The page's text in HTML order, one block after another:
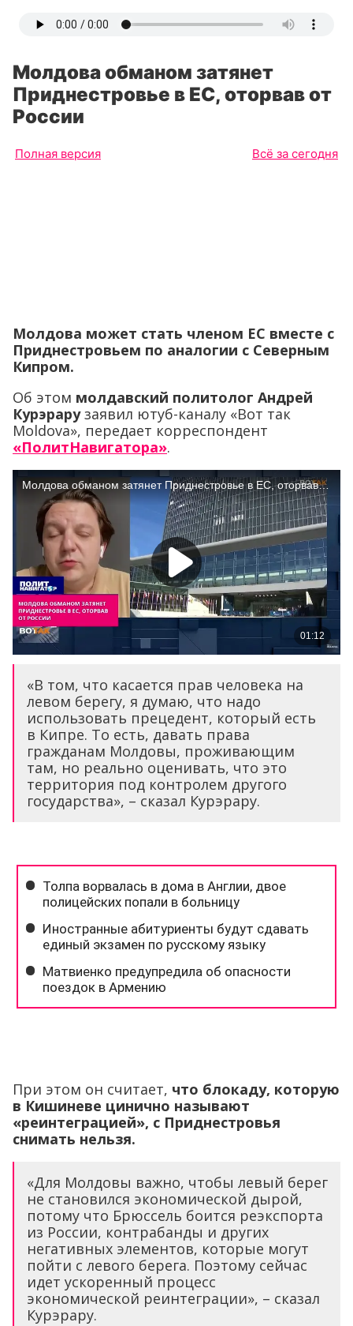
Молдова обманом затянет
Приднестровье в ЕС, оторвав от
России
Полная версия Всё за сегодня
Молдова может стать членом ЕС вместе с
Приднестровьем по аналогии с Северным
Кипром.
Об этом молдавский политолог Андрей
Курэрарузаявил ютуб-каналу «Вот так
Moldova», передает корреспондент
«ПолитНавигатора».
«В том, что касается прав человека на
левом берегу, я думаю, что надо
использовать прецедент, который есть
в Кипре. То есть, давать права
гражданам Молдовы, проживающим
там, но реально оценивать, что это
территория под контролем другого
государства», – сказал Курэрару.
При этом он считает, что блокаду, которую
в Кишиневе цинично называют
«реинтеграцией», с Приднестровья
снимать нельзя.
«Для Молдовы важно, чтобы левый берег
не становился экономической дырой,
потому что Брюссель боится реэкспорта
из России, контрабанды и других
негативных элементов, которые могут
пойти с левого берега. Поэтому сейчас
идет ускоренный процесс
экономической реинтеграции», – сказал
Курэрару.